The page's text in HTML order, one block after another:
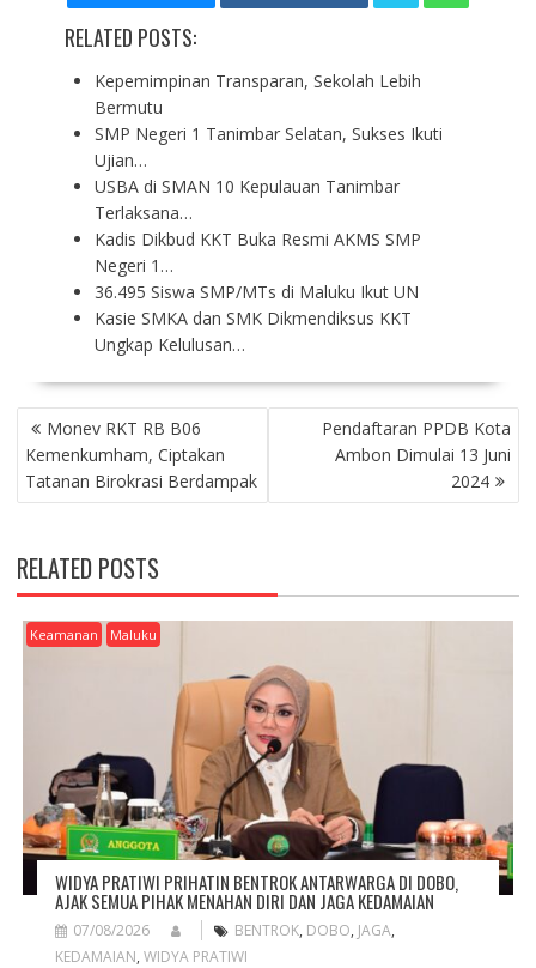
RELATED POSTS:
Kepemimpinan Transparan, Sekolah Lebih
Bermutu
SMP Negeri 1 Tanimbar Selatan, Sukses Ikuti
Ujian…
USBA di SMAN 10 Kepulauan Tanimbar
Terlaksana…
Kadis Dikbud KKT Buka Resmi AKMS SMP
Negeri 1…
36.495 Siswa SMP/MTs di Maluku Ikut UN
Kasie SMKA dan SMK Dikmendiksus KKT
Ungkap Kelulusan…
P
O
S
T
A
V
I
G
A
Monev RKT RB B06
Kemenkumham, Ciptakan
Tatanan Birokrasi Berdampak
Pendaftaran PPDB Kota
Ambon Dimulai 13 Juni
2024
RELATED POSTS
Keamanan Maluku
WIDYA PRATIWI PRIHATIN BENTROK ANTARWARGA DI DOBO,
AJAK SEMUA PIHAK MENAHAN DIRI DAN JAGA KEDAMAIAN
07/08/2026 BENTROK, DOBO, JAGA,
KEDAMAIAN, WIDYA PRATIWI